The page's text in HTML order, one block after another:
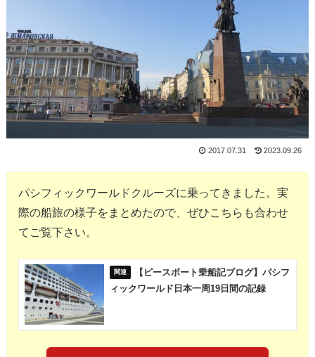
2017.07.31 2023.09.26
パシフィックワールドクルーズに乗ってきました。実
際の船旅の様子をまとめたので、ぜひこちらも合わせ
てご覧下さい。
【ピースボート乗船記ブログ】パシフ
ィックワールド日本一周19日間の記録